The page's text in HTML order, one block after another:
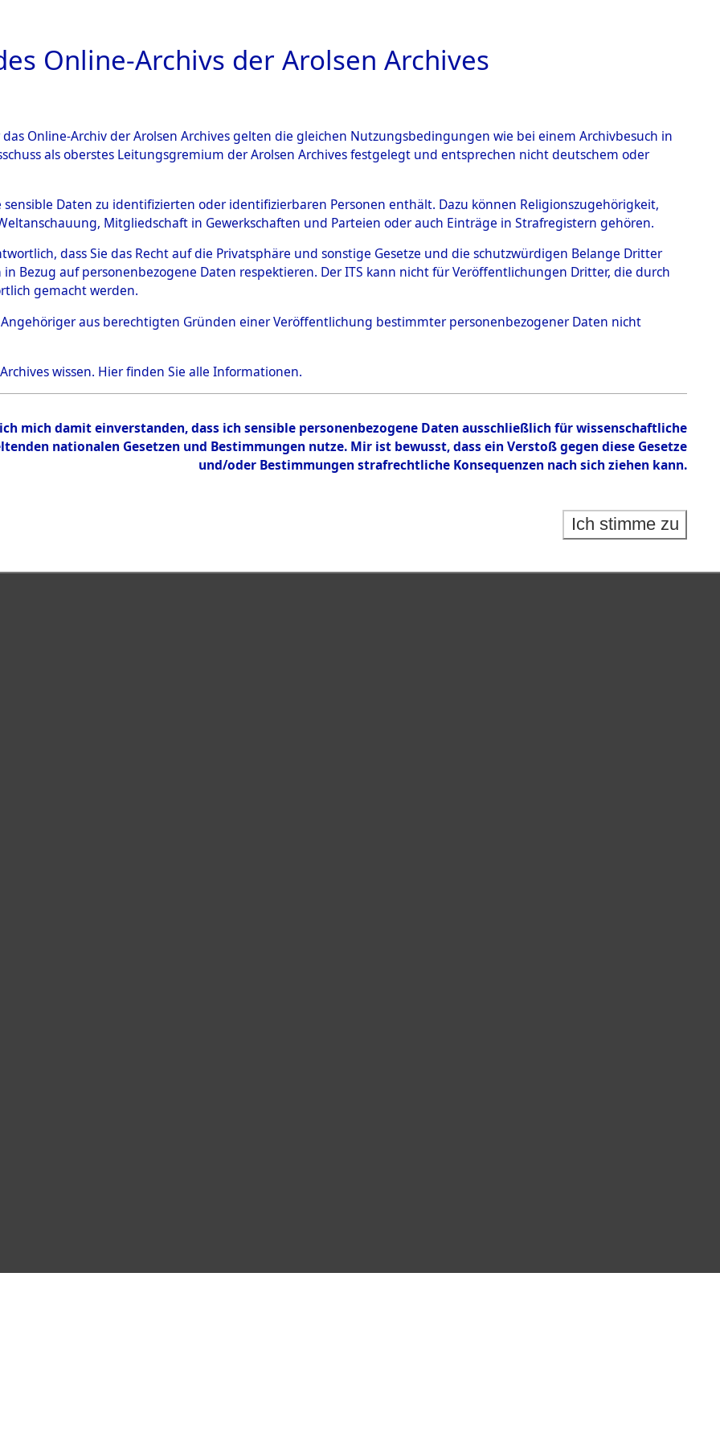
ARCHIVALE ÜBERSICHT BILD
0003 (108014281)
Person SINGELMANN, WALTER
Bestand
Online-Archivs der Arolsen Archives
Online-Archiv der Arolsen Archives gelten die gleichen Nutzungsbedingungen wie bei einem Archivbesuch in
als oberstes Leitungsgremium der Arolsen Archives festgelegt und entsprechen nicht deutschem oder
sensible Daten zu identifizierten oder identifizierbaren Personen enthält. Dazu können Religionszugehörigkeit,
Mitgliedschaft in Gewerkschaften und Parteien oder auch Einträge in Strafregistern gehören.
dass Sie das Recht auf die Privatsphäre und sonstige Gesetze und die schutzwürdigen Belange Dritter
Bezug auf personenbezogene Daten respektieren. Der ITS kann nicht für Veröffentlichungen Dritter, die durch
gemacht werden.
Angehöriger aus berechtigten Gründen einer Veröffentlichung bestimmter personenbezogener Daten nicht
wissen. Hierfinden Sie alle Informationen.
mich damit einverstanden, dass ich sensible personenbezogene Daten ausschließlich für wissenschaftliche
nationalen Gesetzen und Bestimmungen nutze. Mir ist bewusst, dass ein Verstoß gegen diese Gesetze
und/oder Bestimmungen strafrechtliche Konsequenzen nach sich ziehen kann.
Ich stimme zu